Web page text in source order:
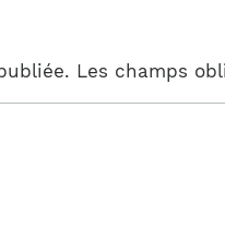
Les champs